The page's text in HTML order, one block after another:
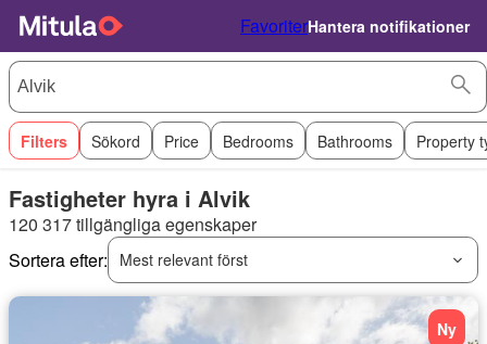
FavoriterHantera notifikationer
Filters Sökord Price Bedrooms Bathrooms Property
Fastigheter hyra i Alvik
120 317 tillgängliga egenskaper
Sortera efter:
Mest relevant först
Ny